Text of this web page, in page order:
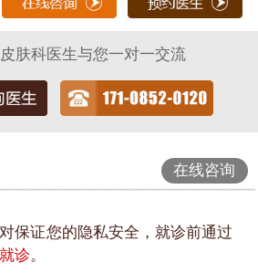
肤科医生与您一对一交流
在线咨询
保证您的隐私安全，就诊前通过
诊。